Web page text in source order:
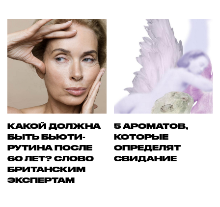
КАКОЙ ДОЛЖНА
БЫТЬ БЬЮТИ-
РУТИНА ПОСЛЕ
60 ЛЕТ? СЛОВО
БРИТАНСКИМ
ЭКСПЕРТАМ
5 АРОМАТОВ,
КОТОРЫЕ
ОПРЕДЕЛЯТ
СВИДАНИЕ